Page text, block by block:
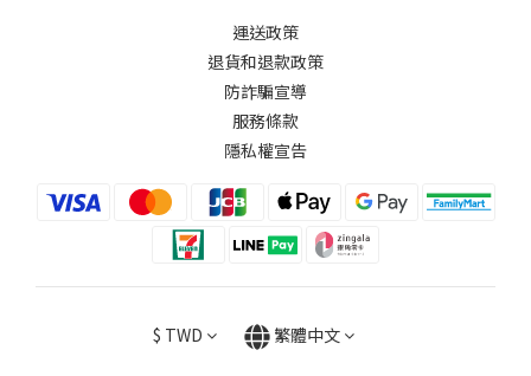
運送政策
退貨和退款政策
防詐騙宣導
服務條款
隱私權宣告
$ TWD 繁體中文